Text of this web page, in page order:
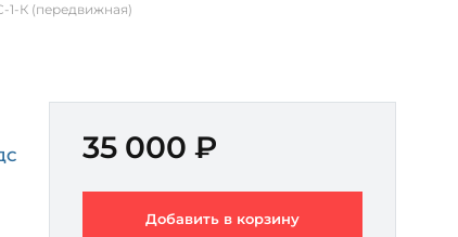
1-К (передвижная)
35 000 ₽
Добавить в корзину